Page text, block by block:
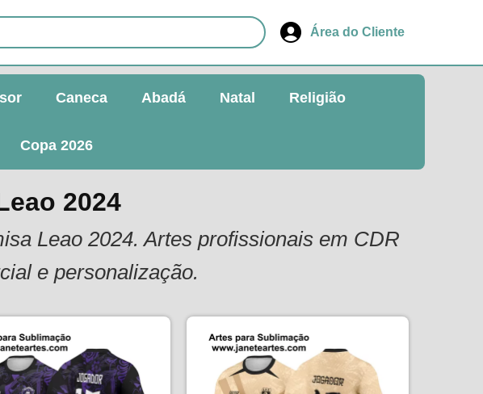
Área do Cliente
Caneca Abadá Natal Religião
Copa 2026
2024
Leao 2024. Artes profissionais em CDR
e personalização.